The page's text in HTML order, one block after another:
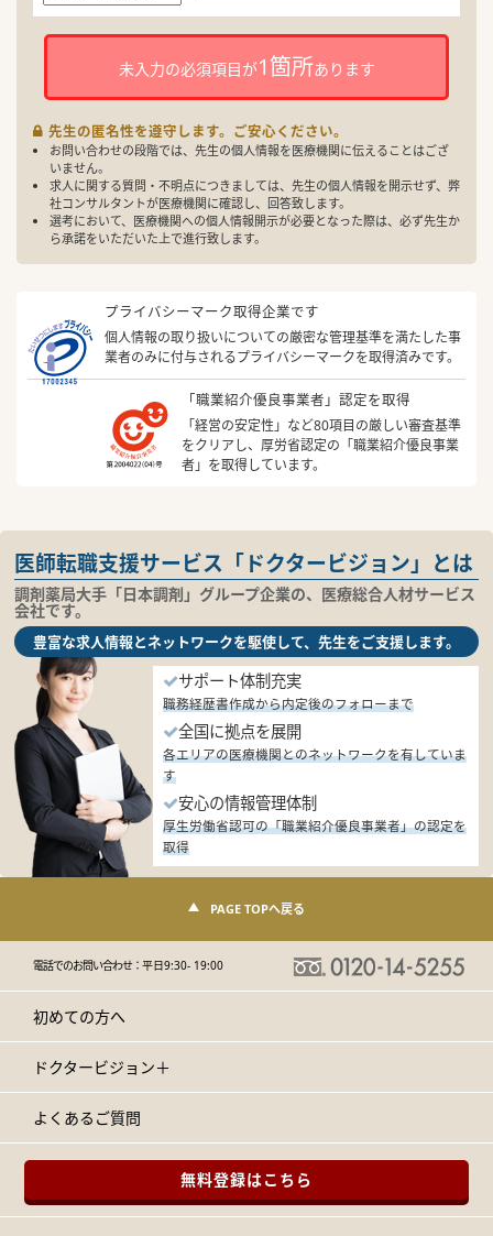
未入力の必須項目が1箇所あります
先生の匿名性を遵守します。ご安心ください。
お問い合わせの段階では、先生の個人情報を医療機関に伝えることはござ
いません。
求人に関する質問・不明点につきましては、先生の個人情報を開示せず、弊
社コンサルタントが医療機関に確認し、回答致します。
選考において、医療機関への個人情報開示が必要となった際は、必ず先生か
ら承諾をいただいた上で進行致します。
プライバシーマーク取得企業です
個人情報の取り扱いについての厳密な管理基準を満たした事
業者のみに付与されるプライバシーマークを取得済みです。
「職業紹介優良事業者」認定を取得
「経営の安定性」など80項目の厳しい審査基準
をクリアし、厚労省認定の「職業紹介優良事業
者」を取得しています。
医師転職支援サービス「ドクタービジョン」とは
調剤薬局大手「日本調剤」グループ企業の、医療総合人材サービス
会社です。
豊富な求人情報とネットワークを駆使して、先生をご支援します。
サポート体制充実
職務経歴書作成から内定後のフォローまで
全国に拠点を展開
各エリアの医療機関とのネットワークを有していま
す
安心の情報管理体制
厚生労働省認可の「職業紹介優良事業者」の認定を
取得
PAGE TOPへ戻る
電話でのお問い合わせ：平日9:30- 19:00
初めての方へ
ドクタービジョン＋
よくあるご質問
無料登録はこちら